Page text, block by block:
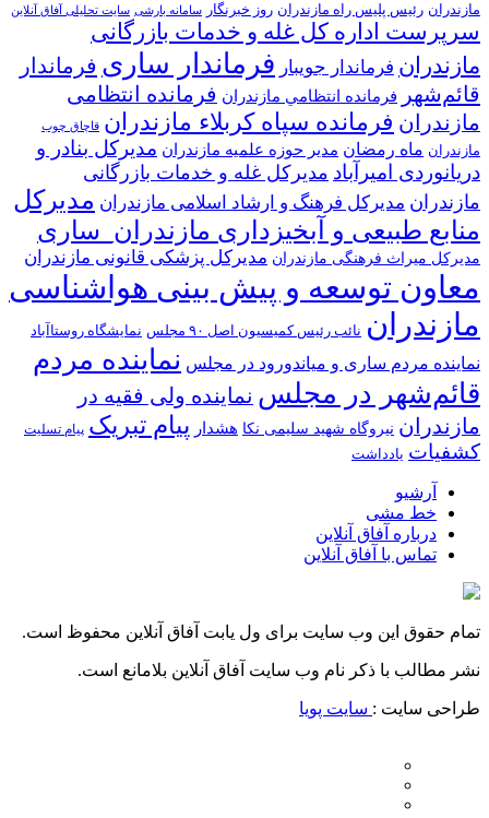
مازندران رئیس پلیس راه مازندران روز خبرنگار سامانه بارشی سایت تحلیلی آفاق آنلاین
سرپرست اداره کل غله و خدمات بازرگانی
مازندران فرماندار جویبار فرماندار ساری فرماندار
قائم‌شهر
فرمانده انتظامي مازندران فرمانده انتظامی
مازندران فرمانده سپاه کربلاء مازندران قاچاق چوب
مازندران ماه رمضان مدیر حوزه علمیه مازندران مدیرکل بنادر و
دریانوردی امیرآباد مدیرکل غله و خدمات بازرگانی
مازندران مدیرکل فرهنگ و ارشاد اسلامی مازندران مدیرکل
منابع طبیعی و آبخیزداری مازندران_ساری
مدیرکل میراث فرهنگی مازندران مدیرکل پزشکی قانونی مازندران
معاون توسعه و پیش بینی هواشناسی
مازندران نائب رئیس کمیسیون اصل ۹۰ مجلس نمایشگاه روستا‌آباد
نماینده مردم ساری و میاندورود در مجلس نماینده مردم
قائم‌شهر در مجلس نماینده ولی فقیه در
مازندران نیروگاه شهید سلیمی نکا هشدار پیام تبریک پیام تسلیت
کشفیات یادداشت
آرشیو
خط مشی
درباره آفاق آنلاین
تماس با آفاق آنلاین
تمام حقوق این وب سایت برای ول یابت آفاق آنلاین محفوظ است.
نشر مطالب با ذکر نام وب سایت آفاق آنلاین بلامانع است.
طراحی سایت : سایت پویا